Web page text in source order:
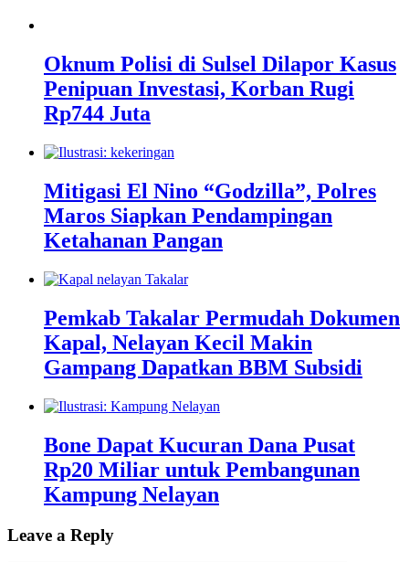
Oknum Polisi di Sulsel Dilapor Kasus
Penipuan Investasi, Korban Rugi
Rp744 Juta
Mitigasi El Nino “Godzilla”, Polres
Maros Siapkan Pendampingan
Ketahanan Pangan
Pemkab Takalar Permudah Dokumen
Kapal, Nelayan Kecil Makin
Gampang Dapatkan BBM Subsidi
Bone Dapat Kucuran Dana Pusat
Rp20 Miliar untuk Pembangunan
Kampung Nelayan
Leave a Reply